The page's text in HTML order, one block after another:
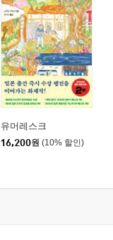
유머레스크
16,200원 (10% 할인)